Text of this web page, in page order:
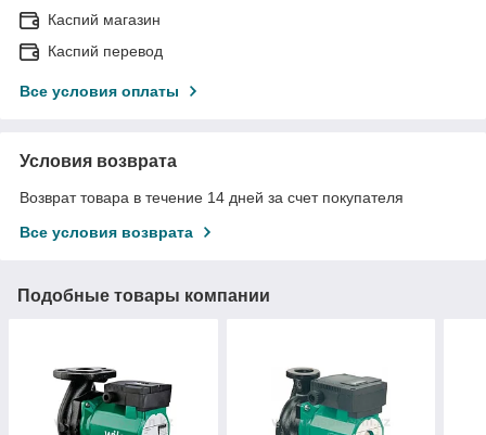
Каспий магазин
Каспий перевод
Все условия оплаты
Условия возврата
Возврат товара в течение 14 дней за счет покупателя
Все условия возврата
Подобные товары компании